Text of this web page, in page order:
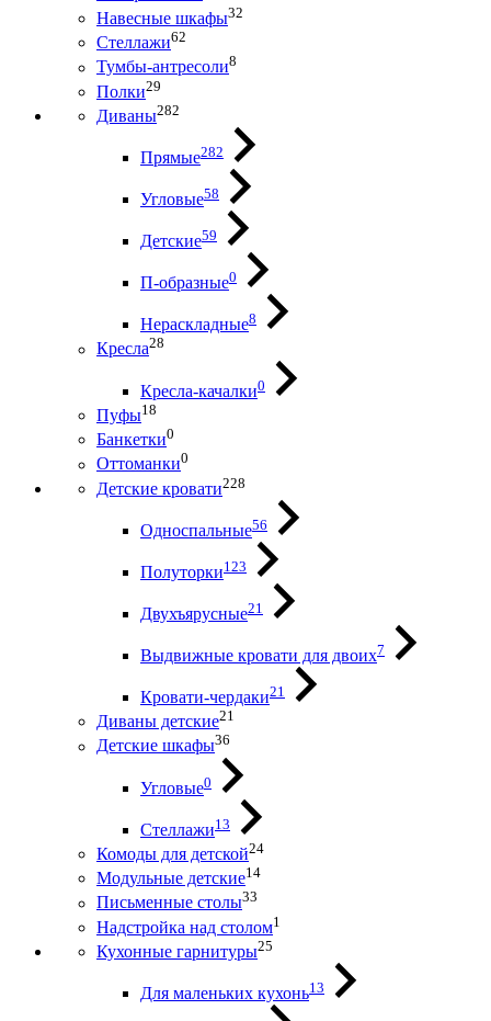
Навесные шкафы32
Стеллажи62
Тумбы-антресоли8
Полки29
Диваны282
Прямые282
Угловые58
Детские59
П-образные0
Нераскладные8
Кресла28
Кресла-качалки0
Пуфы18
Банкетки0
Оттоманки0
Детские кровати228
Односпальные56
Полуторки123
Двухъярусные21
Выдвижные кровати для двоих7
Кровати-чердаки21
Диваны детские21
Детские шкафы36
Угловые0
Стеллажи13
Комоды для детской24
Модульные детские14
Письменные столы33
Надстройка над столом1
Кухонные гарнитуры25
Для маленьких кухонь13